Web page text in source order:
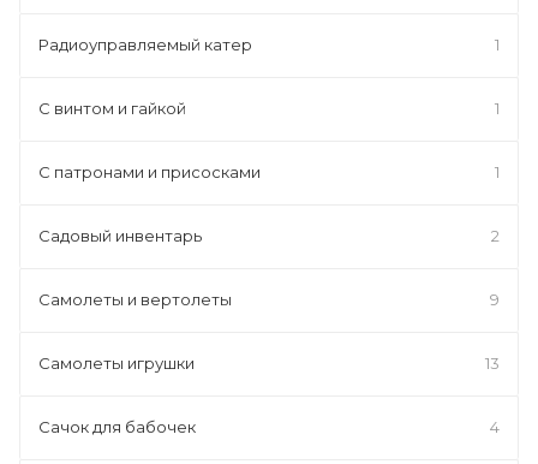
Радиоуправляемый катер 1
С винтом и гайкой 1
С патронами и присосками 1
Садовый инвентарь 2
Самолеты и вертолеты 9
Самолеты игрушки 13
Сачок для бабочек 4